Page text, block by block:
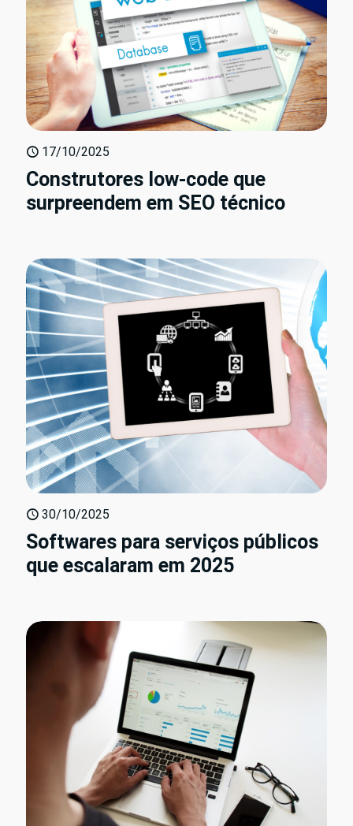
17/10/2025
Construtores low-code que
surpreendem em SEO técnico
30/10/2025
Softwares para serviços públicos
que escalaram em 2025